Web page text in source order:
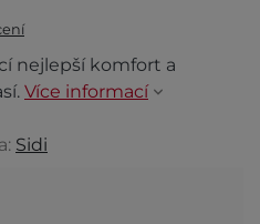
nejlepší komfort a
Více informací
Sidi